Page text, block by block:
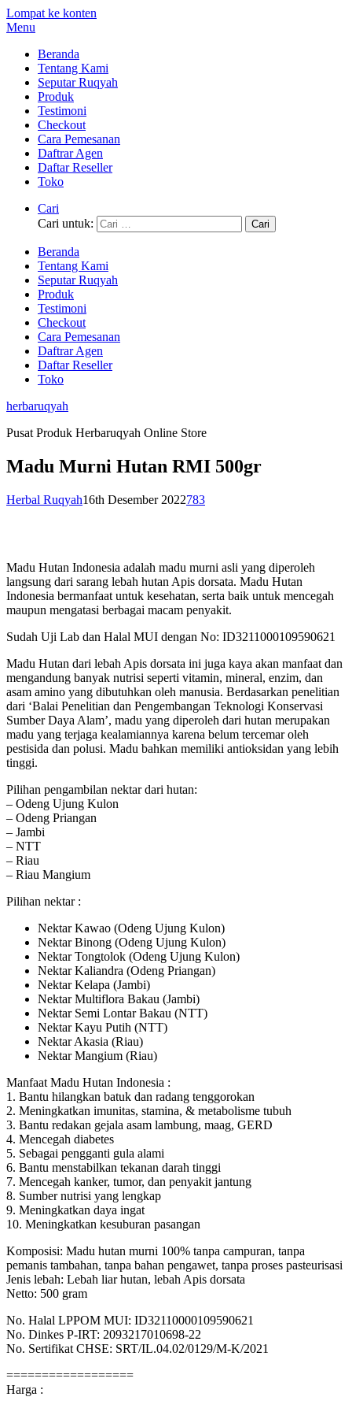
Lompat ke konten
Menu
Beranda
Tentang Kami
Seputar Ruqyah
Produk
Testimoni
Checkout
Cara Pemesanan
Daftrar Agen
Daftar Reseller
Toko
Cari
Cari untuk:
Beranda
Tentang Kami
Seputar Ruqyah
Produk
Testimoni
Checkout
Cara Pemesanan
Daftrar Agen
Daftar Reseller
Toko
herbaruqyah
Pusat Produk Herbaruqyah Online Store
Madu Murni Hutan RMI 500gr
Herbal Ruqyah16th Desember 2022783
Madu Hutan Indonesia adalah madu murni asli yang diperoleh
langsung dari sarang lebah hutan Apis dorsata. Madu Hutan
Indonesia bermanfaat untuk kesehatan, serta baik untuk mencegah
maupun mengatasi berbagai macam penyakit.
Sudah Uji Lab dan Halal MUI dengan No: ID3211000109590621
Madu Hutan dari lebah Apis dorsata ini juga kaya akan manfaat dan
mengandung banyak nutrisi seperti vitamin, mineral, enzim, dan
asam amino yang dibutuhkan oleh manusia. Berdasarkan penelitian
dari ‘Balai Penelitian dan Pengembangan Teknologi Konservasi
Sumber Daya Alam’, madu yang diperoleh dari hutan merupakan
madu yang terjaga kealamiannya karena belum tercemar oleh
pestisida dan polusi. Madu bahkan memiliki antioksidan yang lebih
tinggi.
Pilihan pengambilan nektar dari hutan:
– Odeng Ujung Kulon
– Odeng Priangan
– Jambi
– NTT
– Riau
– Riau Mangium
Pilihan nektar :
Nektar Kawao (Odeng Ujung Kulon)
Nektar Binong (Odeng Ujung Kulon)
Nektar Tongtolok (Odeng Ujung Kulon)
Nektar Kaliandra (Odeng Priangan)
Nektar Kelapa (Jambi)
Nektar Multiflora Bakau (Jambi)
Nektar Semi Lontar Bakau (NTT)
Nektar Kayu Putih (NTT)
Nektar Akasia (Riau)
Nektar Mangium (Riau)
Manfaat Madu Hutan Indonesia :
1. Bantu hilangkan batuk dan radang tenggorokan
2. Meningkatkan imunitas, stamina, & metabolisme tubuh
3. Bantu redakan gejala asam lambung, maag, GERD
4. Mencegah diabetes
5. Sebagai pengganti gula alami
6. Bantu menstabilkan tekanan darah tinggi
7. Mencegah kanker, tumor, dan penyakit jantung
8. Sumber nutrisi yang lengkap
9. Meningkatkan daya ingat
10. Meningkatkan kesuburan pasangan
Komposisi: Madu hutan murni 100% tanpa campuran, tanpa
pemanis tambahan, tanpa bahan pengawet, tanpa proses pasteurisasi
Jenis lebah: Lebah liar hutan, lebah Apis dorsata
Netto: 500 gram
No. Halal LPPOM MUI: ID32110000109590621
No. Dinkes P-IRT: 2093217010698-22
No. Sertifikat CHSE: SRT/IL.04.02/0129/M-K/2021
==================
Harga :